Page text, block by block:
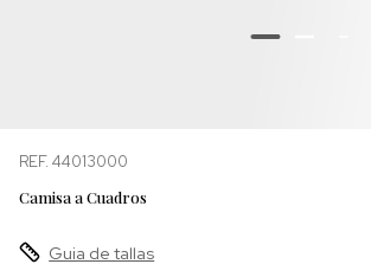
REF. 44013000
Camisa a Cuadros
Guia de tallas